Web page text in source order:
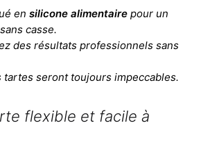
en silicone alimentaire pour un
casse.
des résultats professionnels sans
tartes seront toujours impeccables.
flexible et facile à